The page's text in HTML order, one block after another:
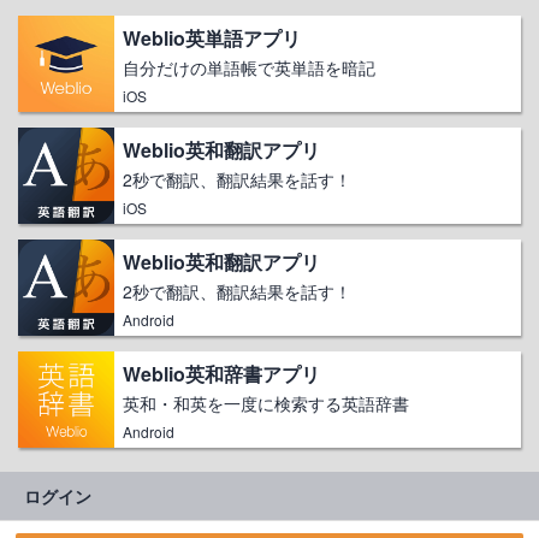
Weblio英単語アプリ
自分だけの単語帳で英単語を暗記
iOS
Weblio英和翻訳アプリ
2秒で翻訳、翻訳結果を話す！
iOS
Weblio英和翻訳アプリ
2秒で翻訳、翻訳結果を話す！
Android
Weblio英和辞書アプリ
英和・和英を一度に検索する英語辞書
Android
ログイン